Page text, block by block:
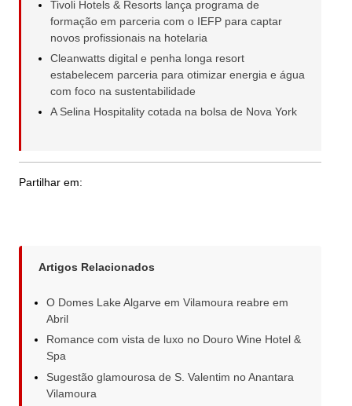
Tivoli Hotels & Resorts lança programa de
formação em parceria com o IEFP para captar
novos profissionais na hotelaria
Cleanwatts digital e penha longa resort
estabelecem parceria para otimizar energia e água
com foco na sustentabilidade
A Selina Hospitality cotada na bolsa de Nova York
Partilhar em:
Artigos Relacionados
O Domes Lake Algarve em Vilamoura reabre em
Abril
Romance com vista de luxo no Douro Wine Hotel &
Spa
Sugestão glamourosa de S. Valentim no Anantara
Vilamoura